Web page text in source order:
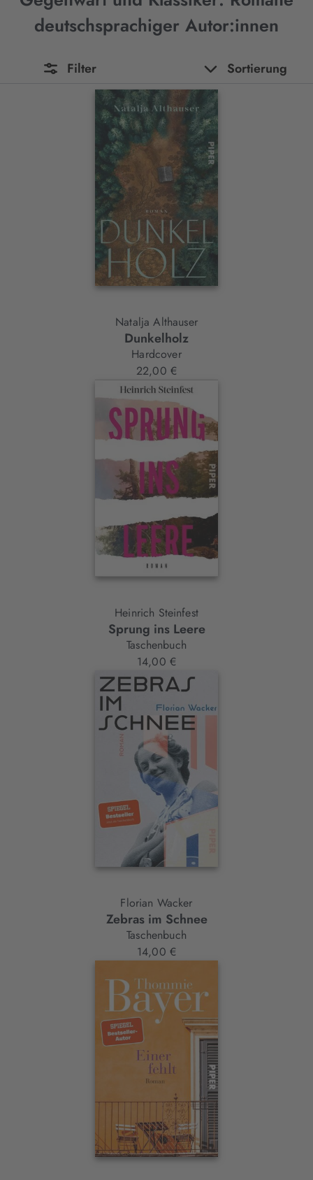
deutschsprachiger Autor:innen
Filter Sortierung
Natalja Althauser
Dunkelholz
Hardcover
22,00 €
Heinrich Steinfest
Sprung ins Leere
Taschenbuch
14,00 €
Florian Wacker
Zebras im Schnee
Taschenbuch
14,00 €